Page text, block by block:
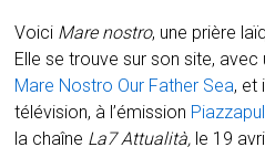
Voici Mare nostro, une prière
Elle se trouve sur son site,
Mare Nostro Our Father Sea, et
télévision, à l’émission
la chaîne La7 Attualità, le 19